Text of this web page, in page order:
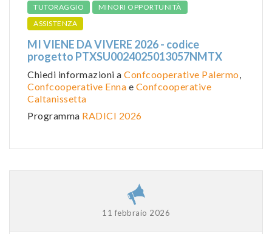
TUTORAGGIO
MINORI OPPORTUNITÀ
ASSISTENZA
MI VIENE DA VIVERE 2026 - codice
progetto PTXSU0024025013057NMTX
Chiedi informazioni a Confcooperative Palermo,
Confcooperative Enna e Confcooperative
Caltanissetta
Programma RADICI 2026
11 febbraio 2026